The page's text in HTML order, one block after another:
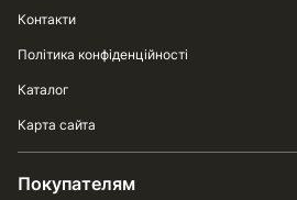
Контакти
Політика конфіденційності
Каталог
Карта сайта
Покупателям